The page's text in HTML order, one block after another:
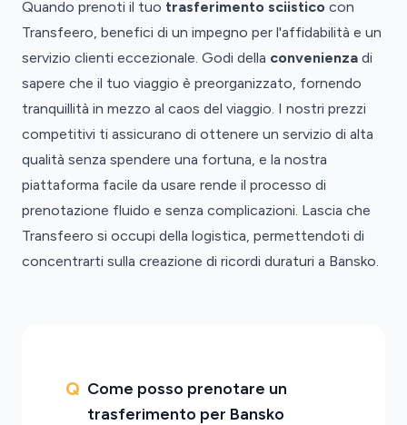
Quando prenoti il tuo trasferimento sciistico con
Transfeero, benefici di un impegno per l'affidabilità e un
servizio clienti eccezionale. Godi della convenienza di
sapere che il tuo viaggio è preorganizzato, fornendo
tranquillità in mezzo al caos del viaggio. I nostri prezzi
competitivi ti assicurano di ottenere un servizio di alta
qualità senza spendere una fortuna, e la nostra
piattaforma facile da usare rende il processo di
prenotazione fluido e senza complicazioni. Lascia che
Transfeero si occupi della logistica, permettendoti di
concentrarti sulla creazione di ricordi duraturi a Bansko.
Come posso prenotare un
trasferimento per Bansko